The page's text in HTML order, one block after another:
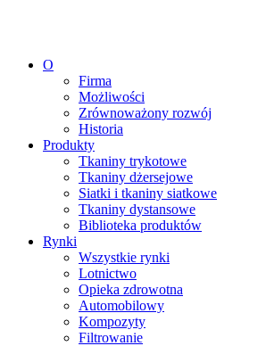
O
Firma
Możliwości
Zrównoważony rozwój
Historia
Produkty
Tkaniny trykotowe
Tkaniny dżersejowe
Siatki i tkaniny siatkowe
Tkaniny dystansowe
Biblioteka produktów
Rynki
Wszystkie rynki
Lotnictwo
Opieka zdrowotna
Automobilowy
Kompozyty
Filtrowanie